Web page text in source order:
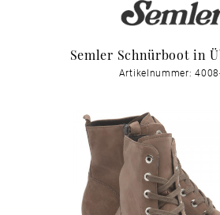
Semler Schnürboot in
Artikelnummer: